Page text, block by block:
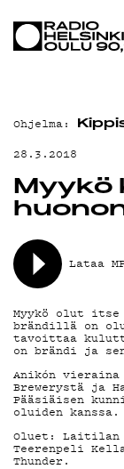
ON-
G
KIRJAUDU
Ohjelma:
28.3.2018
Myykö
Lataa
Myykö olut itse
brändillä on
tavoittaa
on brändi ja
Anikón vieraina
Brewerystä ja
Pääsiäisen
oluiden kanssa.
Oluet: Laitilan
Teerenpeli
Thunder.